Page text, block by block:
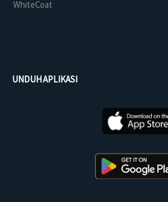
WhiteCoat
UNDUH APLIKASI